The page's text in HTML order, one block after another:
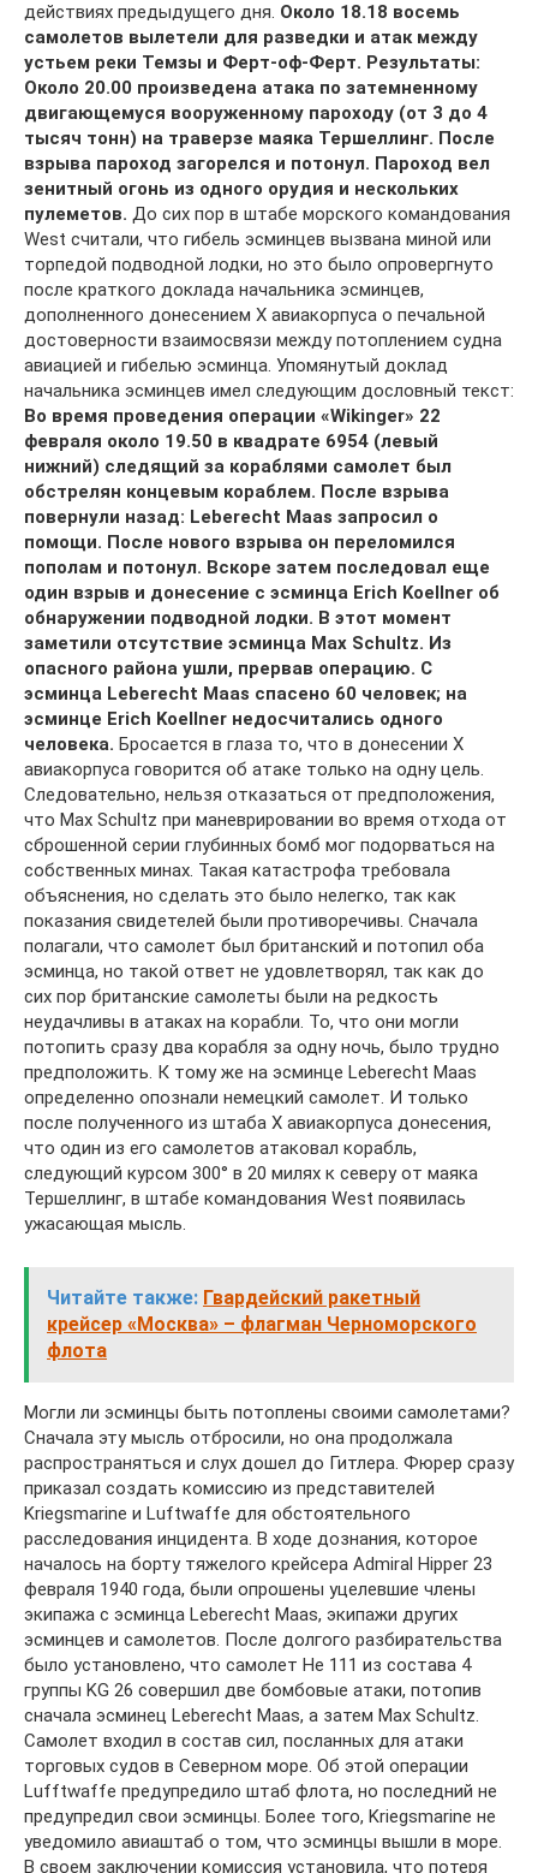
действиях предыдущего дня. Около 18.18 восемь
самолетов вылетели для разведки и атак между
устьем реки Темзы и Ферт-оф-Ферт. Результаты:
Около 20.00 произведена атака по затемненному
двигающемуся вооруженному пароходу (от 3 до 4
тысяч тонн) на траверзе маяка Тершеллинг. После
взрыва пароход загорелся и потонул. Пароход вел
зенитный огонь из одного орудия и нескольких
пулеметов. До сих пор в штабе морского командования
West считали, что гибель эсминцев вызвана миной или
торпедой подводной лодки, но это было опровергнуто
после краткого доклада начальника эсминцев,
дополненного донесением Х авиакорпуса о печальной
достоверности взаимосвязи между потоплением судна
авиацией и гибелью эсминца. Упомянутый доклад
начальника эсминцев имел следующим дословный текст:
Во время проведения операции «Wikinger» 22
февраля около 19.50 в квадрате 6954 (левый
нижний) следящий за кораблями самолет был
обстрелян концевым кораблем. После взрыва
повернули назад: Leberecht Maas запросил о
помощи. После нового взрыва он переломился
пополам и потонул. Вскоре затем последовал еще
один взрыв и донесение с эсминца Erich Koellner об
обнаружении подводной лодки. В этот момент
заметили отсутствие эсминца Max Schultz. Из
опасного района ушли, прервав операцию. С
эсминца Leberecht Maas спасено 60 человек; на
эсминце Erich Koellner недосчитались одного
человека. Бросается в глаза то, что в донесении Х
авиакорпуса говорится об атаке только на одну цель.
Следовательно, нельзя отказаться от предположения,
что Мах Schultz при маневрировании во время отхода от
сброшенной серии глубинных бомб мог подорваться на
собственных минах. Такая катастрофа требовала
объяснения, но сделать это было нелегко, так как
показания свидетелей были противоречивы. Сначала
полагали, что самолет был британский и потопил оба
эсминца, но такой ответ не удовлетворял, так как до
сих пор британские самолеты были на редкость
неудачливы в атаках на корабли. То, что они могли
потопить сразу два корабля за одну ночь, было трудно
предположить. К тому же на эсминце Leberecht Мааs
определенно опознали немецкий самолет. И только
после полученного из штаба Х авиакорпуса донесения,
что один из его самолетов атаковал корабль,
следующий курсом 300° в 20 милях к северу от маяка
Тершеллинг, в штабе командования West появилась
ужасающая мысль.
Читайте также: Гвардейский ракетный
крейсер «Москва» – флагман Черноморского
флота
Могли ли эсминцы быть потоплены своими самолетами?
Сначала эту мысль отбросили, но она продолжала
распространяться и слух дошел до Гитлера. Фюрер сразу
приказал создать комиссию из представителей
Kriegsmarine и Luftwaffe для обстоятельного
расследования инцидента. В ходе дознания, которое
началось на борту тяжелого крейсера Admiral Hipper 23
февраля 1940 года, были опрошены уцелевшие члены
экипажа с эсминца Leberecht Maas, экипажи других
эсминцев и самолетов. После долгого разбирательства
было установлено, что самолет Нe 111 из состава 4
группы KG 26 совершил две бомбовые атаки, потопив
сначала эсминец Leberecht Maas, а затем Мах Schultz.
Самолет входил в состав сил, посланных для атаки
торговых судов в Северном море. Об этой операции
Lufftwaffe предупредило штаб флота, но последний не
предупредил свои эсминцы. Более того, Kriegsmarine не
уведомило авиаштаб о том, что эсминцы вышли в море.
В своем заключении комиссия установила, что потеря